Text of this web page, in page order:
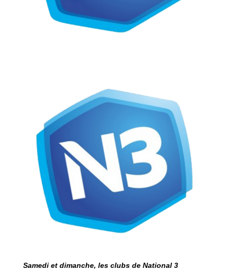
Samedi et dimanche, les clubs de National 3